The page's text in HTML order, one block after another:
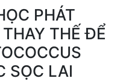
PHÁT
THẾ ĐỂ
SỌC LAI